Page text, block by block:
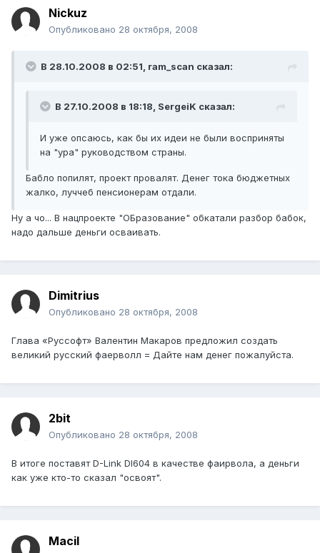
Nickuz
Опубликовано 28 октября, 2008
В 28.10.2008 в 02:51, ram_scan сказал:
В 27.10.2008 в 18:18, SergeiK сказал:
И уже опсаюсь, как бы их идеи не были восприняты
на "ура" руководством страны.
Бабло попилят, проект провалят. Денег тока бюджетных
жалко, луччеб пенсионерам отдали.
Ну а чо... В нацпроекте "ОБразование" обкатали разбор бабок,
надо дальше деньги осваивать.
Dimitrius
Опубликовано 28 октября, 2008
Глава «Руссофт» Валентин Макаров предложил создать
великий русский фаерволл = Дайте нам денег пожалуйста.
2bit
Опубликовано 28 октября, 2008
В итоге поставят D-Link DI604 в качестве фаирвола, а деньги
как уже кто-то сказал "освоят".
Macil